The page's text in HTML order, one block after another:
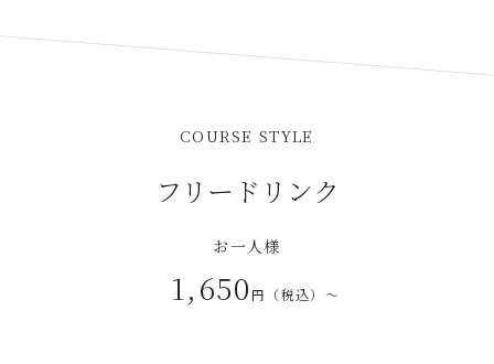
COURSE STYLE
フリードリンク
お一人様
1,650 円（税込）～